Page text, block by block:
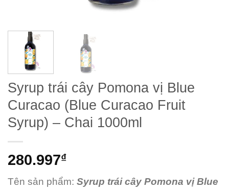
Syrup trái cây Pomona vị Blue
Curacao (Blue Curacao Fruit
Syrup) – Chai 1000ml
280.997₫
Tên sản phẩm: Syrup trái cây Pomona vị Blue